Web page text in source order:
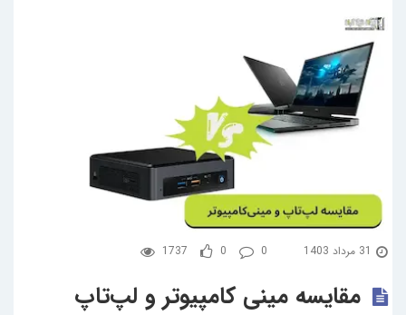
31 مرداد 1403 1737 0 0
مقایسه مینی کامپیوتر و لپ‌تاپ